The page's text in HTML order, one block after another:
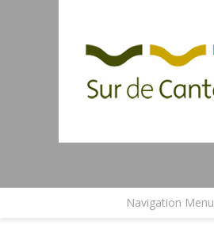
Navigation Menu